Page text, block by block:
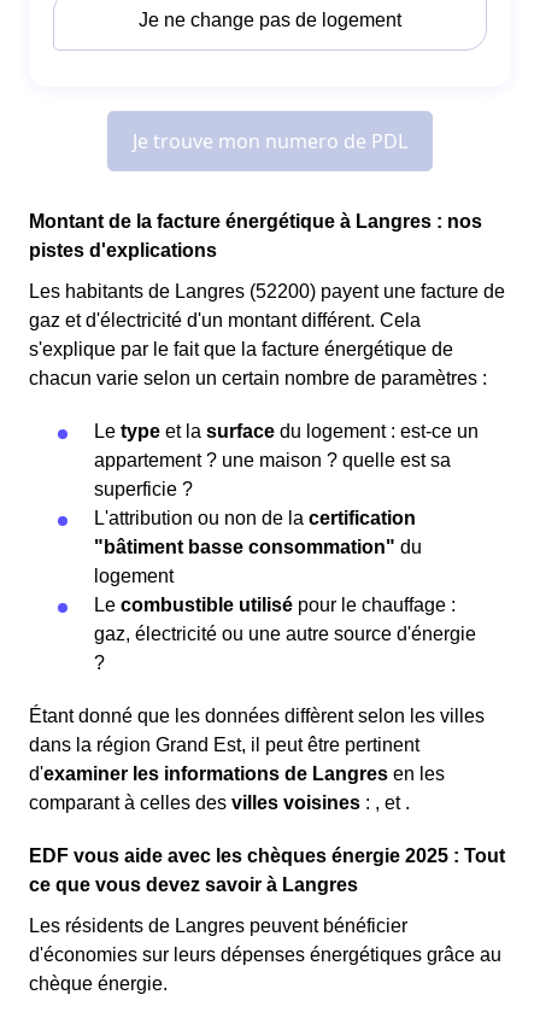
Montant de la facture énergétique à Langres : nos
pistes d'explications
Les habitants de Langres (52200) payent une facture de
gaz et d'électricité d'un montant différent. Cela
s'explique par le fait que la facture énergétique de
chacun varie selon un certain nombre de paramètres :
Le type et la surface du logement : est-ce un
appartement ? une maison ? quelle est sa
superficie ?
L'attribution ou non de la certification
"bâtiment basse consommation" du
logement
Le combustible utilisé pour le chauffage :
gaz, électricité ou une autre source d'énergie
?
Étant donné que les données diffèrent selon les villes
dans la région Grand Est, il peut être pertinent
d'examiner les informations de Langres en les
comparant à celles des villes voisines : , et .
EDF vous aide avec les chèques énergie 2025 : Tout
ce que vous devez savoir à Langres
Les résidents de Langres peuvent bénéficier
d'économies sur leurs dépenses énergétiques grâce au
chèque énergie.